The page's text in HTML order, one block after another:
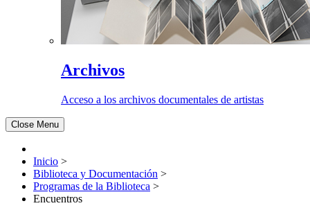
Archivos
Acceso a los archivos documentales de artistas
Close Menu
Inicio >
Biblioteca y Documentación >
Programas de la Biblioteca >
Encuentros